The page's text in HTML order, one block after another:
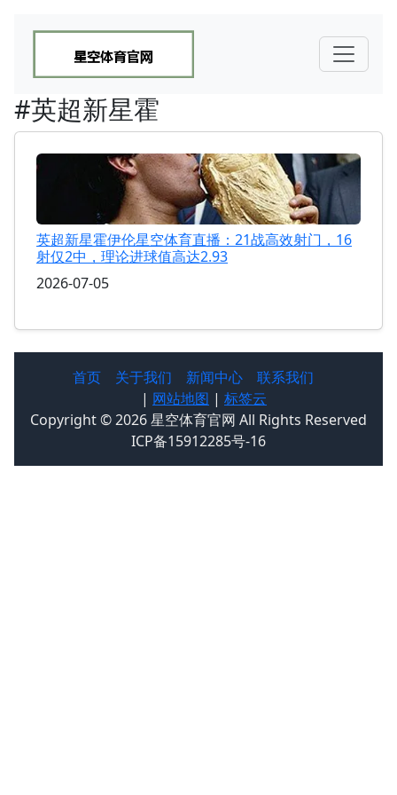
#英超新星霍
英超新星霍伊伦星空体育直播：21战高效射门，16
射仅2中，理论进球值高达2.93
2026-07-05
首页 关于我们 新闻中心
联系我们
| 网站地图 | 标签云
Copyright © 2026 星空体育官网 All Rights Reserved
ICP备15912285号-16